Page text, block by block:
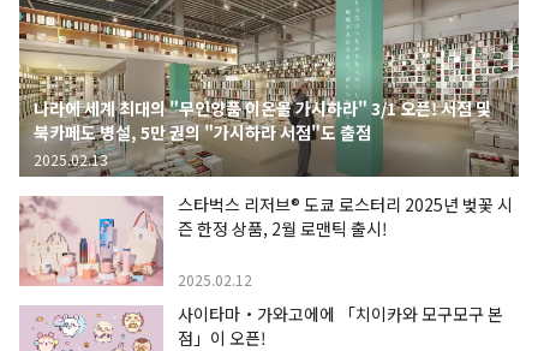
나라에 세계 최대의 "무인양품 이온몰 가시하라" 3/1 오픈! 서점 및
북카페도 병설, 5만 권의 "가시하라 서점"도 출점
2025.02.13
스타벅스 리저브® 도쿄 로스터리 2025년 벚꽃 시
즌 한정 상품, 2월 로맨틱 출시!
2025.02.12
사이타마・가와고에에 「치이카와 모구모구 본
점」이 오픈!